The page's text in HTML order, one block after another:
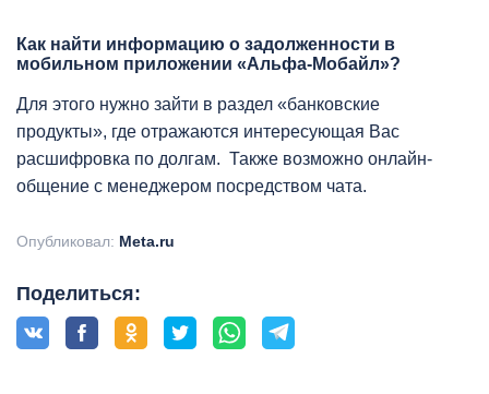
Как найти информацию о задолженности в
мобильном приложении «Альфа-Мобайл»?
Для этого нужно зайти в раздел «банковские
продукты», где отражаются интересующая Вас
расшифровка по долгам. Также возможно онлайн-
общение с менеджером посредством чата.
Опубликовал: Meta.ru
Поделиться: